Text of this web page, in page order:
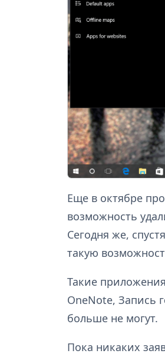
Еще в октябре
возможность
Сегодня же,
такую
Такие
OneNote, Запись
больше не могут.
Пока никаких